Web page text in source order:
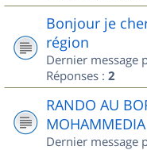
Bonjour je
région
Dernier message
Réponses : 2
RANDO AU
MOHAMMEDIA
Dernier message